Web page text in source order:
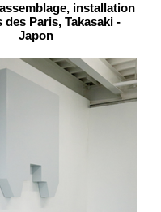
installation
des Paris, Takasaki -
Japon